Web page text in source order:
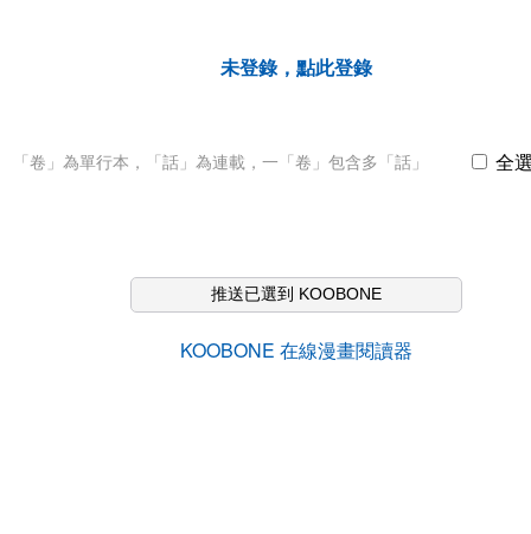
未登錄，點此登錄
「卷」為單行本，「話」為連載，一「卷」包含多「話」 全
推送已選到 KOOBONE
KOOBONE 在線漫畫閱讀器